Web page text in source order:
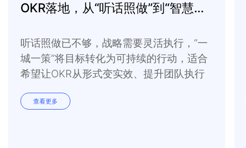
OKR落地，从“听话照做”到“智慧决策”
听话照做已不够，战略需要灵活执行，“一
城一策”将目标转化为可持续的行动，适合
希望让OKR从形式变实效、提升团队执行
查看更多